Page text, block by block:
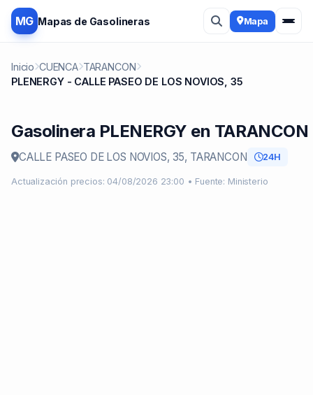
MG Mapas de Gasolineras Mapa
Inicio CUENCA TARANCON
PLENERGY - CALLE PASEO DE LOS NOVIOS, 35
Gasolinera PLENERGY en TARANCON
CALLE PASEO DE LOS NOVIOS, 35, TARANCON 24H
Actualización precios: 04/08/2026 23:00 • Fuente: Ministerio